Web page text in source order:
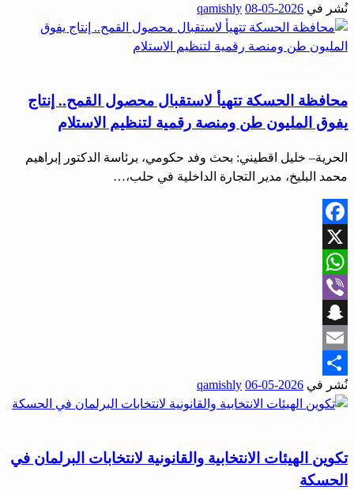
Share
نُشر في 2026-05-08
qamishly
محافظة الحسكة تتهيأ لاستقبال محصول القمح.. إنتاج
يفوق المليون طن ومنصة رقمية لتنظيم الاستلام
الحرية– خليل اقطيني: بحث وفد حكومي، برئاسة الدكتور إبراهيم
محمد البليخ، مدير التجارة الداخلية في حلب،…
Facebook
X
WhatsApp
Viber
Snapchat
Email
Share
نُشر في 2026-05-06
qamishly
تكوين الهيئات الانتخابية والقانونية لانتخابات البرلمان في
الحسكة